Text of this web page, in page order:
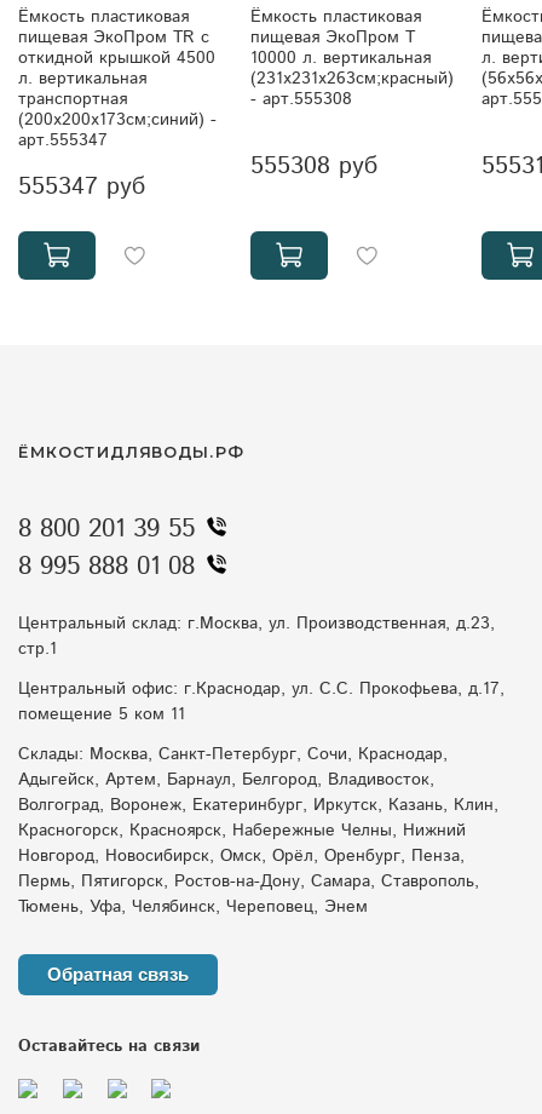
Ёмкость пластиковая
пищевая ЭкоПром TR с
откидной крышкой 4500
л. вертикальная
транспортная
(200x200x173см;синий) -
арт.555347
555347 руб
Ёмкость пластиковая
пищевая ЭкоПром T
10000 л. вертикальная
(231x231x263см;красный)
- арт.555308
555308 руб
л.
ЁМКОСТИДЛЯВОДЫ.РФ
8 800 201 39 55
8 995 888 01 08
Центральный склад: г.Москва, ул. Производственная, д.23,
стр.1
Центральный офис: г.Краснодар, ул. С.С. Прокофьева, д.17,
помещение 5 ком 11
Склады: Москва, Санкт-Петербург, Сочи, Краснодар,
Адыгейск, Артем, Барнаул, Белгород, Владивосток,
Волгоград, Воронеж, Екатеринбург, Иркутск, Казань, Клин,
Красногорск, Красноярск, Набережные Челны, Нижний
Новгород, Новосибирск, Омск, Орёл, Оренбург, Пенза,
Пермь, Пятигорск, Ростов-на-Дону, Самара, Ставрополь,
Тюмень, Уфа, Челябинск, Череповец, Энем
Обратная связь
Оставайтесь на связи